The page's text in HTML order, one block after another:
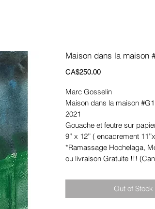
Maison dans la maison
CA$250.00Price
Marc Gosselin
Maison dans la maison
2021
Gouache et feutre sur
9’’ x 12’’ ( encadrement
*Ramassage Hochelaga,
ou livraison Gratuite !!!
Out of Stock